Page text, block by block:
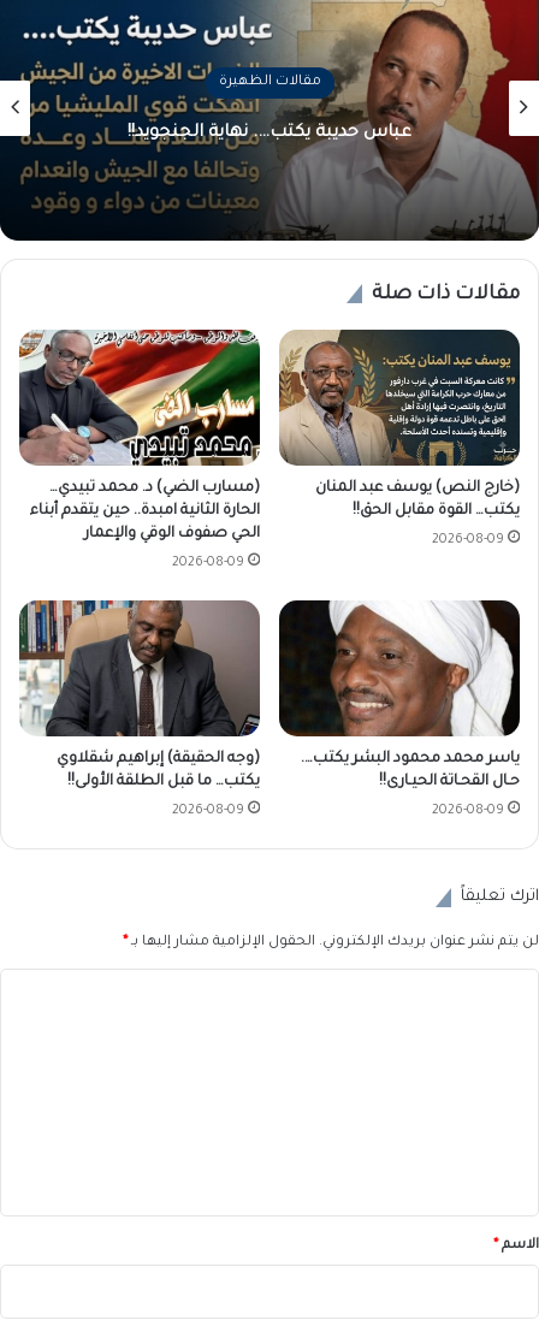
مقالات الظهيرة
عباس حديبة يكتب…. نهاية الجنجويد!!
مقالات ذات صلة
(خارج النص) يوسف عبد المنان
يكتب… القوة مقابل الحق!!
2026-08-09
(مسارب الضي) د. محمد تبيدي…
الحارة الثانية امبدة.. حين يتقدم أبناء
الحي صفوف الوقي والإعمار
2026-08-09
ياسر محمد محمود البشر يكتب….
حـال القحـاتة الحيـارى!!
2026-08-09
(وجه الحقيقة) إبراهيم شقلاوي
يكتب… ما قبل الطلقة الأولى!!
2026-08-09
اترك تعليقاً
لن يتم نشر عنوان بريدك الإلكتروني. الحقول الإلزامية مشار إليها بـ*
*الاسم*